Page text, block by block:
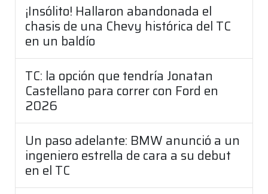
¡Insólito! Hallaron abandonada el
chasis de una Chevy histórica del TC
en un baldío
TC: la opción que tendría Jonatan
Castellano para correr con Ford en
2026
Un paso adelante: BMW anunció a un
ingeniero estrella de cara a su debut
en el TC